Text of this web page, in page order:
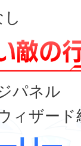
し
パネル
ィザード